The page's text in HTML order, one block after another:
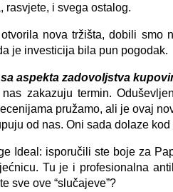
rasvjete, i svega ostalog.
nova tržišta, dobili smo
je investicija bila pun pogodak.
aspekta zadovoljstva
zakazuju termin.
pružamo, ali je ovaj
od nas. Oni sada dolaze
Ideal: isporučili ste boje za
Tu je i profesionalna
sve ove “slučajeve”?